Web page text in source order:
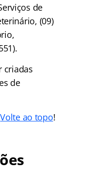
de
(09)
criadas
de
Volte ao topo!